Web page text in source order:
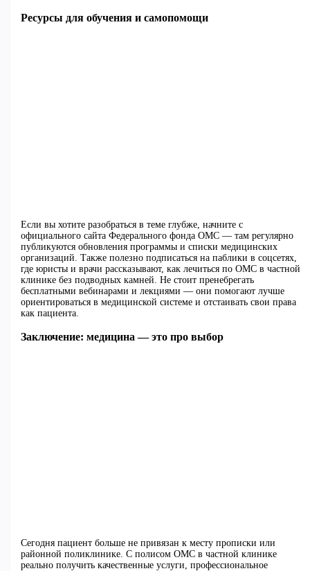
Ресурсы для обучения и самопомощи
Если вы хотите разобраться в теме глубже, начните с
официального сайта Федерального фонда ОМС — там регулярно
публикуются обновления программы и списки медицинских
организаций. Также полезно подписаться на паблики в соцсетях,
где юристы и врачи рассказывают, как лечиться по ОМС в частной
клинике без подводных камней. Не стоит пренебрегать
бесплатными вебинарами и лекциями — они помогают лучше
ориентироваться в медицинской системе и отстаивать свои права
как пациента.
Заключение: медицина — это про выбор
Сегодня пациент больше не привязан к месту прописки или
районной поликлинике. С полисом ОМС в частной клинике
реально получить качественные услуги, профессиональное